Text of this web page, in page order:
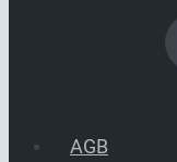
AGB